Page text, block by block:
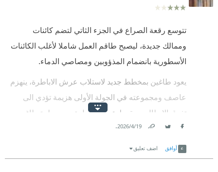
تتوسع رقعة الصراع في الجزء الثاتي لتضم كائنات
وممالك جديدة، ليصبح طاقم العمل شاملا لأغلب الكائنات
الأسطورية بانضمام المذؤوبين ومصاصي الدماء.
يعود طاغين بمخطط جديد لاستلاب عرش الاباطرة، ينهزم
عاصف ومجموعته في الجولة الأولى هزيمة تؤدي الى
تفرق الابطال وسقوط عرش ابابيل تحت سطوة طاغين،
لكن للقصة تكملة في الجزء الثالث. 'سجيل'
محمد متولي
19‏/4‏/2026
.
أوافق اضف تعليق